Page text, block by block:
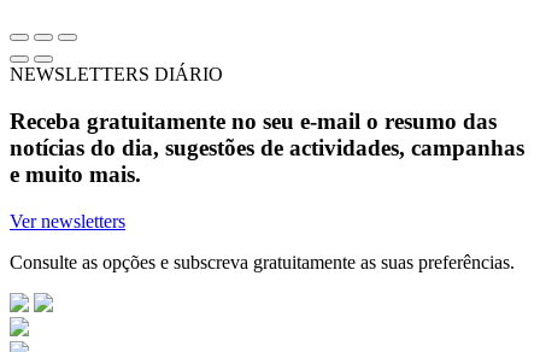
NEWSLETTERS DIÁRIO
Receba gratuitamente no seu e-mail o resumo das
notícias do dia, sugestões de actividades, campanhas
e muito mais.
Ver newsletters
Consulte as opções e subscreva gratuitamente as suas preferências.